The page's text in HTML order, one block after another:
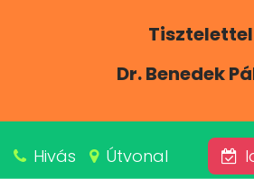
Dr. Benedek
Hivás Útvonal